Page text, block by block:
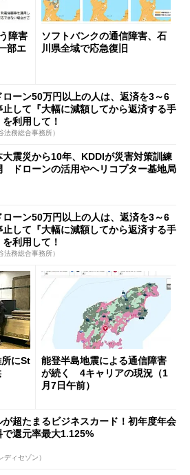
障害
部エ
ソフトバンクの通信障害、石
川県全域で応急復旧
ローン50万円以上の人は、返済を3～6
止して『大幅に減額してから返済する手
利用して！
法務総合事務所）
大震災から10年、KDDIが災害対策訓練
ドローンの活用やヘリコプター基地局
ローン50万円以上の人は、返済を3～6
止して『大幅に減額してから返済する手
利用して！
法務総合事務所）
にSt
能登半島地震による通信障害
が続く 4キャリアの現況（1
月7日午前）
が超たまるビジネスカード！初年度年会
で還元率最大1.125%
ディセゾン）